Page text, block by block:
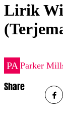
Lirik
Parker
Share